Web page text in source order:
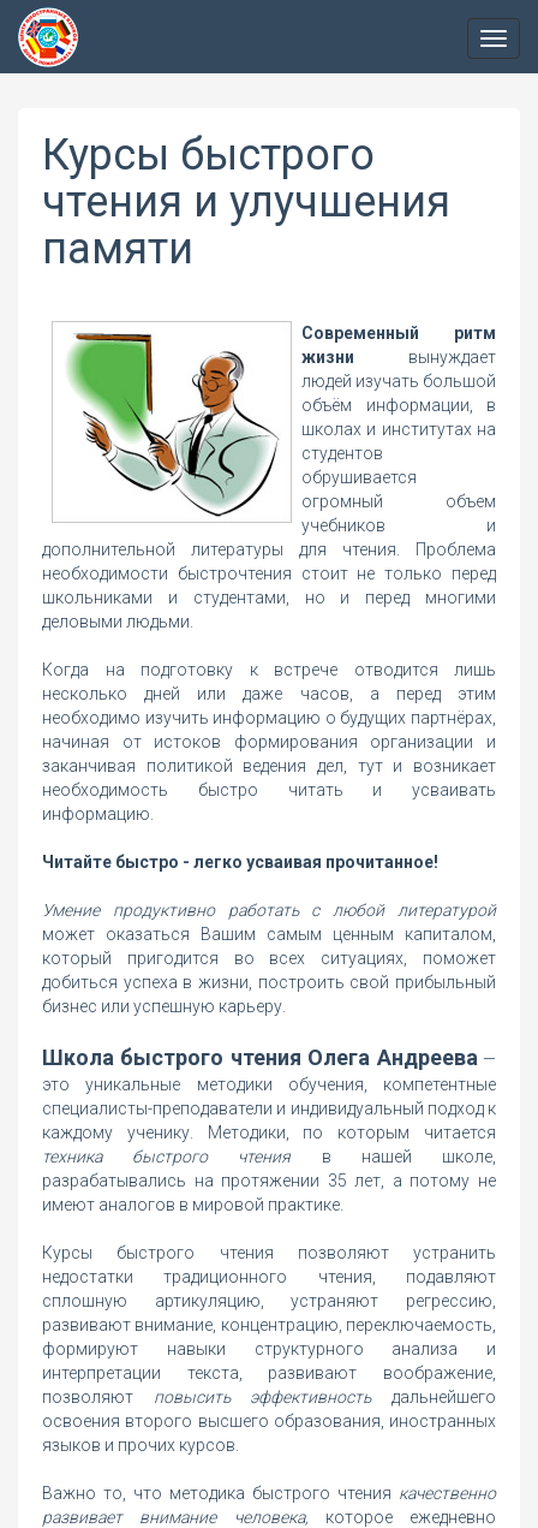
Курсы быстрого
чтения и улучшения
памяти
Современный ритм
жизни вынуждает
людей изучать большой
объём информации, в
школах и институтах на
студентов
обрушивается
огромный объем
учебников и
дополнительной литературы для чтения. Проблема
необходимости быстрочтения стоит не только перед
школьниками и студентами, но и перед многими
деловыми людьми.
Когда на подготовку к встрече отводится лишь
несколько дней или даже часов, а перед этим
необходимо изучить информацию о будущих партнёрах,
начиная от истоков формирования организации и
заканчивая политикой ведения дел, тут и возникает
необходимость быстро читать и усваивать
информацию.
Читайте быстро - легко усваивая прочитанное!
Умение продуктивно работать с любой литературой
может оказаться Вашим самым ценным капиталом,
который пригодится во всех ситуациях, поможет
добиться успеха в жизни, построить свой прибыльный
бизнес или успешную карьеру.
Школа быстрого чтения Олега Андреева —
это уникальные методики обучения, компетентные
специалисты-преподаватели и индивидуальный подход к
каждому ученику. Методики, по которым читается
техника быстрого чтения в нашей школе,
разрабатывались на протяжении 35 лет, а потому не
имеют аналогов в мировой практике.
Курсы быстрого чтения позволяют устранить
недостатки традиционного чтения, подавляют
сплошную артикуляцию, устраняют регрессию,
развивают внимание, концентрацию, переключаемость,
формируют навыки структурного анализа и
интерпретации текста, развивают воображение,
позволяют повысить эффективностьдальнейшего
освоения второго высшего образования, иностранных
языков и прочих курсов.
Важно то, что методика быстрого чтения качественно
развивает внимание человека, которое ежедневно